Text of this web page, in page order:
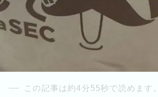
この記事は約4分55秒で読めます。